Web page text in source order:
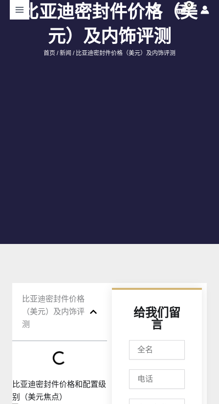
搜
索
比亚迪密封件价格（美
元）及内饰评测
首页 /新闻 / 比亚迪密封件价格（美元）及内饰评测
比亚迪密封件价格
（美元）及内饰评
测
比亚迪密封件价格和配置级
别（美元焦点）
给我们留
言